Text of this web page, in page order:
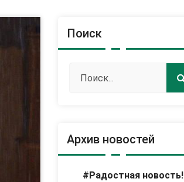
Поиск
Архив новостей
#Радостная новость!